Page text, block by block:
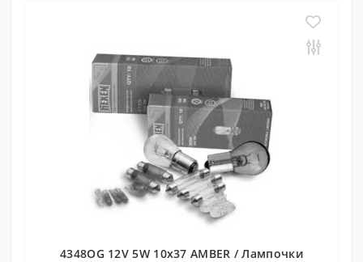
4348OG 12V 5W 10x37 AMBER / Лампочки